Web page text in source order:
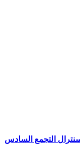
التجمع السادس